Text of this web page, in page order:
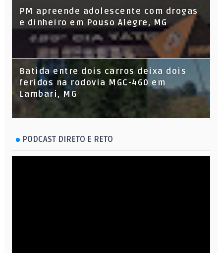
PM apreende adolescente com drogas
e dinheiro em Pouso Alegre, MG
Batida entre dois carros deixa dois
feridos na rodovia MGC-460 em
Lambari, MG
PODCAST DIRETO E RETO